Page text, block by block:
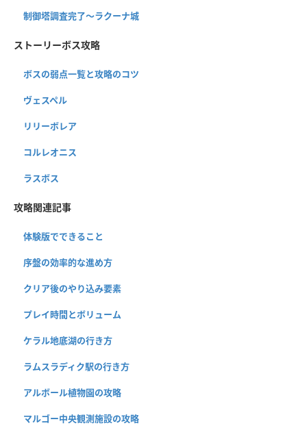
制御塔調査完了〜ラクーナ城
ストーリーボス攻略
ボスの弱点一覧と攻略のコツ
ヴェスペル
リリーボレア
コルレオニス
ラスボス
攻略関連記事
体験版でできること
序盤の効率的な進め方
クリア後のやり込み要素
プレイ時間とボリューム
ケラル地底湖の行き方
ラムスラディク駅の行き方
アルボール植物園の攻略
マルゴー中央観測施設の攻略